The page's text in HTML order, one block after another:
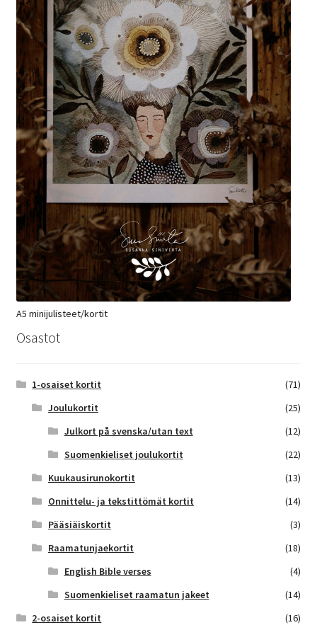
A5 minijulisteet/kortit
Osastot
1-osaiset kortit
(71)
Joulukortit
(25)
Julkort på svenska/utan text
(12)
Suomenkieliset joulukortit
(22)
Kuukausirunokortit
(13)
Onnittelu- ja tekstittömät kortit
(14)
Pääsiäiskortit
(3)
Raamatunjaekortit
(18)
English Bible verses
(4)
Suomenkieliset raamatun jakeet
(14)
2-osaiset kortit
(16)